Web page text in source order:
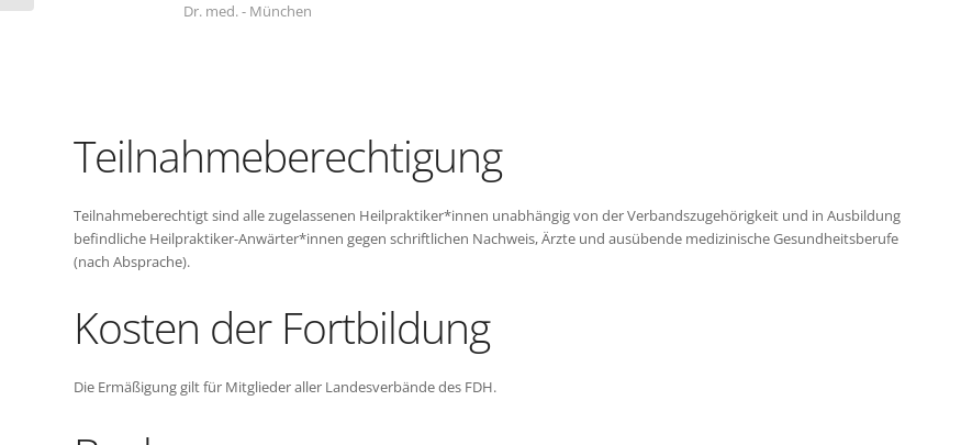
Dr. med. - München
Teilnahmeberechtigung
Teilnahmeberechtigt sind alle zugelassenen Heilpraktiker*innen unabhängig von der Verbandszugehörigkeit und in Ausbildung
befindliche Heilpraktiker-Anwärter*innen gegen schriftlichen Nachweis, Ärzte und ausübende medizinische Gesundheitsberufe
(nach Absprache).
Kosten der Fortbildung
Die Ermäßigung gilt für Mitglieder aller Landesverbände des FDH.